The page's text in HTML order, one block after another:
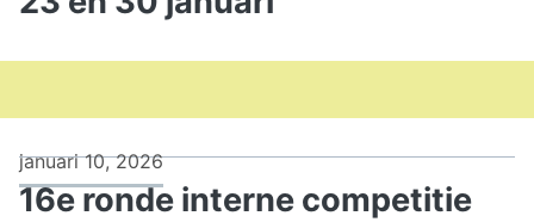
januari 10, 2026
16e ronde interne competitie